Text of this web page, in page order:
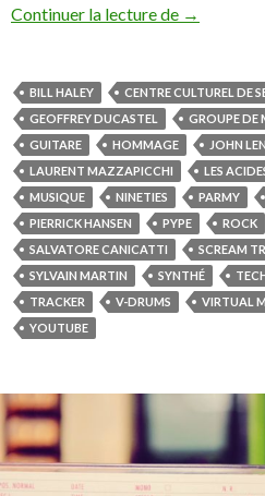
Continuer la lecture de →
BILL HALEY CENTRE CULTUREL DE
GEOFFREY DUCASTEL
GROUPE DE
GUITARE
HOMMAGE
JOHN
LAURENT MAZZAPICCHI
LES
MUSIQUE
NINETIES PARMY
PIERRICK HANSEN
PYPE ROCK
SALVATORE CANICATTI
SCREAM
SYLVAIN MARTIN
SYNTHÉ
TRACKER
V-DRUMS VIRTUAL
YOUTUBE